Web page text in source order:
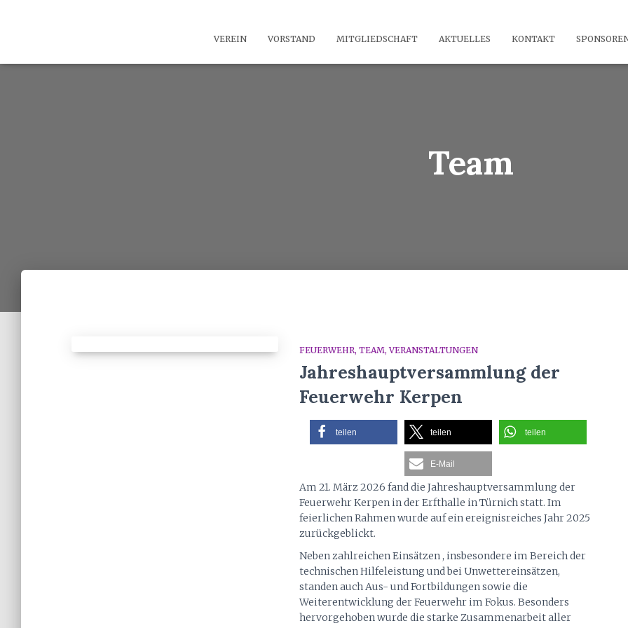
VEREIN VORSTAND MITGLIEDSCHAFT AKTUELLES KONTAKT
Team
FEUERWEHR TEAM VERANSTALTUNGEN
Jahreshauptversammlung der
Feuerwehr Kerpen
teilen teilen teilen
E-Mail
Am 21. März 2026 fand die Jahreshauptversammlung der
Feuerwehr Kerpen in der Erfthalle in Türnich statt. Im
feierlichen Rahmen wurde auf ein ereignisreiches Jahr 2025
zurückgeblickt.
Neben zahlreichen Einsätzen , insbesondere im Bereich der
technischen Hilfeleistung und bei Unwettereinsätzen,
standen auch Aus- und Fortbildungen sowie die
Weiterentwicklung der Feuerwehr im Fokus. Besonders
hervorgehoben wurde die starke Zusammenarbeit aller